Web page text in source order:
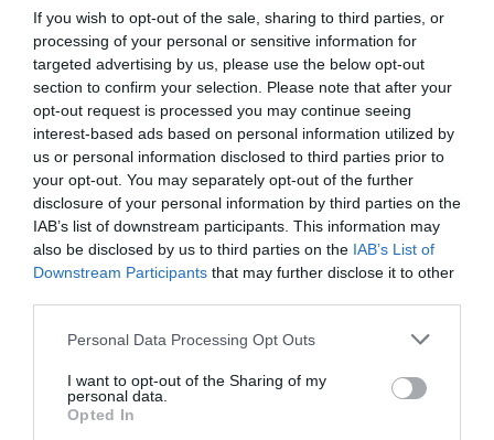
If you wish to opt-out of the sale, sharing to third parties, or
processing of your personal or sensitive information for
targeted advertising by us, please use the below opt-out
section to confirm your selection. Please note that after your
opt-out request is processed you may continue seeing
interest-based ads based on personal information utilized by
us or personal information disclosed to third parties prior to
your opt-out. You may separately opt-out of the further
disclosure of your personal information by third parties on the
IAB’s list of downstream participants. This information may
also be disclosed by us to third parties on the IAB’s List of
Downstream Participants that may further disclose it to other
Personal Data Processing Opt Outs
I want to opt-out of the Sharing of my
personal data.
Opted In
Βασίλης Κωσταντιλιέρης(Arctos) Scripta Manent
Tattoo Studio, Athens Filmmakers’ Coop
Με την υποστήριξη τουΕλληνικού Κέντρου
Κινηματογράφου